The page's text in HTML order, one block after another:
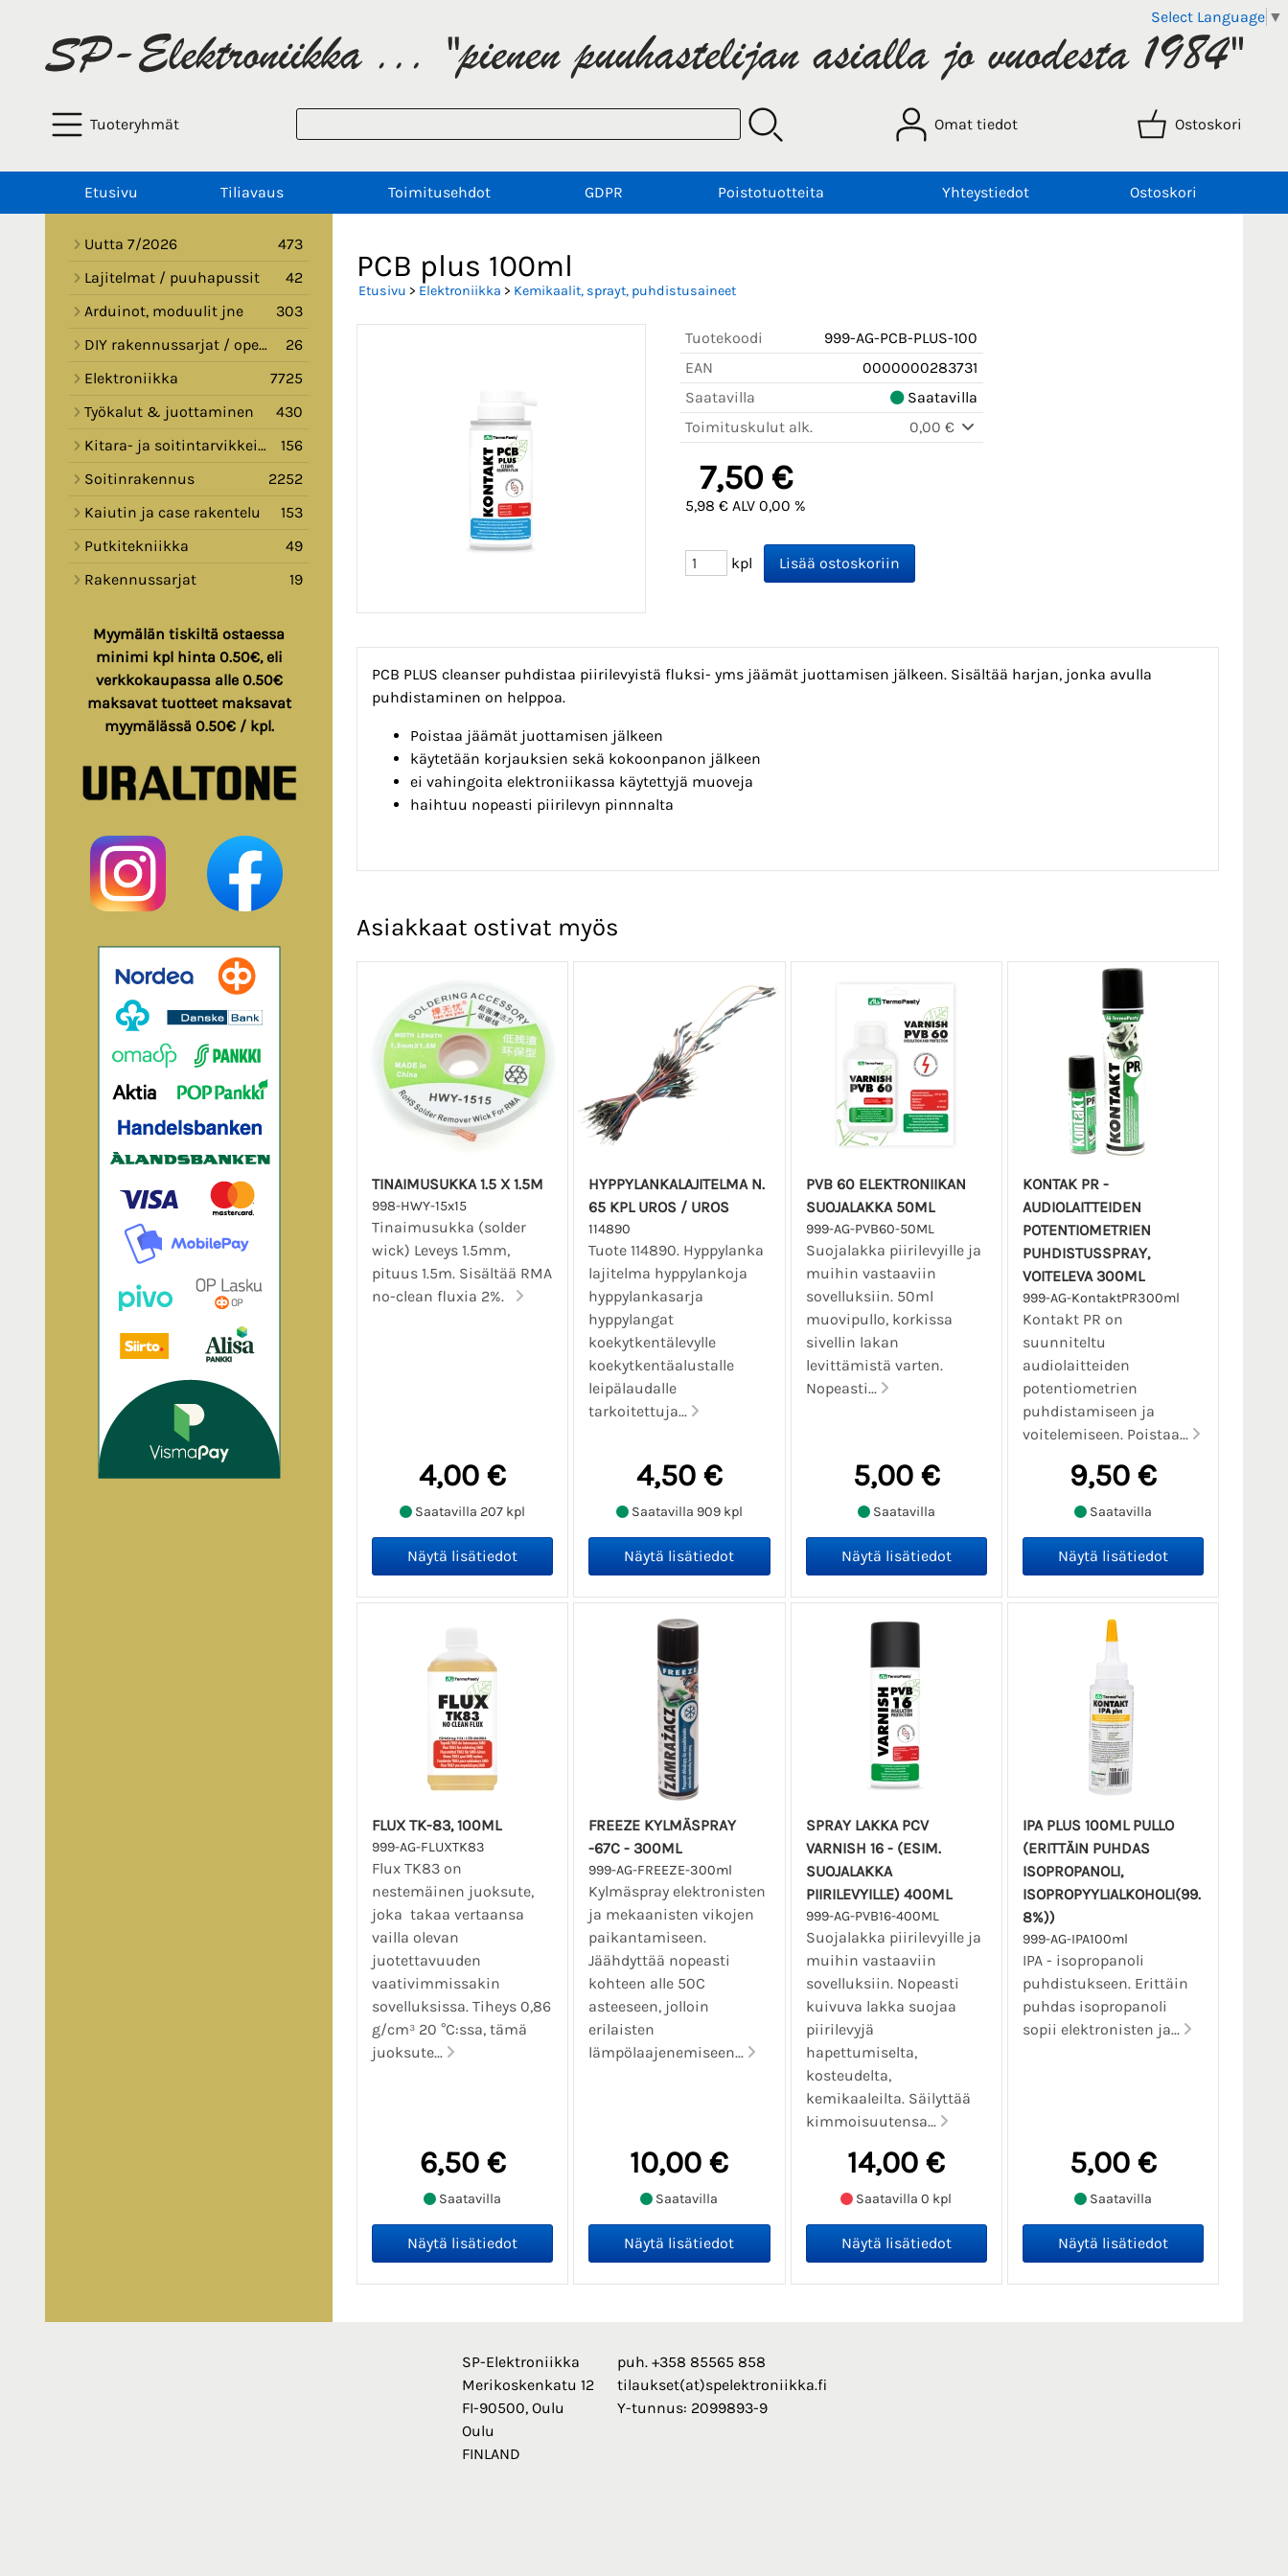
Select Language ▼
Tuoteryhmät Omat tiedot Ostoskori
Etusivu Tiliavaus Toimitusehdot GDPR Poistotuotteita Yhteystiedot Ostoskori
Uutta 7/2026
473
Lajitelmat / puuhapussit
42
Arduinot, moduulit jne
303
DIY rakennussarjat / opetussarjat
26
Elektroniikka
7725
Työkalut & juottaminen
430
Kitara- ja soitintarvikkeita
156
Soitinrakennus
2252
Kaiutin ja case rakentelu
153
Putkitekniikka
49
Rakennussarjat
19
Myymälän tiskiltä ostaessa
minimi kpl hinta 0.50€, eli
verkkokaupassa alle 0.50€
maksavat tuotteet maksavat
myymälässä 0.50€ / kpl.
PCB plus 100ml
Etusivu > Elektroniikka > Kemikaalit, sprayt, puhdistusaineet
Tuotekoodi
999-AG-PCB-PLUS-100
EAN
0000000283731
Saatavilla
Saatavilla
Toimituskulut alk.
0,00 €
7,50 €
5,98 € ALV 0,00 %
kpl
PCB PLUS cleanser puhdistaa piirilevyistä fluksi- yms jäämät juottamisen jälkeen. Sisältää harjan, jonka avulla
puhdistaminen on helppoa.
Poistaa jäämät juottamisen jälkeen
käytetään korjauksien sekä kokoonpanon jälkeen
ei vahingoita elektroniikassa käytettyjä muoveja
haihtuu nopeasti piirilevyn pinnnalta
Asiakkaat ostivat myös
TINAIMUSUKKA 1.5 X 1.5M
998-HWY-15x15
Tinaimusukka (solder
wick) Leveys 1.5mm,
pituus 1.5m. Sisältää RMA
no-clean fluxia 2%.
4,00 €
Saatavilla 207 kpl
HYPPYLANKALAJITELMA N.
65 KPL UROS / UROS
114890
Tuote 114890. Hyppylanka
lajitelma hyppylankoja
hyppylankasarja
hyppylangat
koekytkentälevylle
koekytkentäalustalle
leipälaudalle
tarkoitettuja...
4,50 €
Saatavilla 909 kpl
PVB 60 ELEKTRONIIKAN
SUOJALAKKA 50ML
999-AG-PVB60-50ML
Suojalakka piirilevyille ja
muihin vastaaviin
sovelluksiin. 50ml
muovipullo, korkissa
sivellin lakan
levittämistä varten.
Nopeasti...
5,00 €
Saatavilla
KONTAK PR -
AUDIOLAITTEIDEN
POTENTIOMETRIEN
PUHDISTUSSPRAY,
VOITELEVA 300ML
999-AG-KontaktPR300ml
Kontakt PR on
suunniteltu
audiolaitteiden
potentiometrien
puhdistamiseen ja
voitelemiseen. Poistaa...
9,50 €
Saatavilla
FLUX TK-83, 100ML
999-AG-FLUXTK83
Flux TK83 on
nestemäinen juoksute,
joka takaa vertaansa
vailla olevan
juotettavuuden
vaativimmissakin
sovelluksissa. Tiheys 0,86
g/cm³ 20 °C:ssa, tämä
juoksute...
6,50 €
Saatavilla
FREEZE KYLMÄSPRAY
-67C - 300ML
999-AG-FREEZE-300ml
Kylmäspray elektronisten
ja mekaanisten vikojen
paikantamiseen.
Jäähdyttää nopeasti
kohteen alle 50C
asteeseen, jolloin
erilaisten
lämpölaajenemiseen...
10,00 €
Saatavilla
SPRAY LAKKA PCV
VARNISH 16 - (ESIM.
SUOJALAKKA
PIIRILEVYILLE) 400ML
999-AG-PVB16-400ML
Suojalakka piirilevyille ja
muihin vastaaviin
sovelluksiin. Nopeasti
kuivuva lakka suojaa
piirilevyjä
hapettumiselta,
kosteudelta,
kemikaaleilta. Säilyttää
kimmoisuutensa...
14,00 €
Saatavilla 0 kpl
IPA PLUS 100ML PULLO
(ERITTÄIN PUHDAS
ISOPROPANOLI,
ISOPROPYYLIALKOHOLI(99.
8%))
999-AG-IPA100ml
IPA - isopropanoli
puhdistukseen. Erittäin
puhdas isopropanoli
sopii elektronisten ja...
5,00 €
Saatavilla
SP-Elektroniikka
Merikoskenkatu 12
FI-90500, Oulu
Oulu
FINLAND
puh. +358 85565 858
tilaukset(at)spelektroniikka.fi
Y-tunnus: 2099893-9